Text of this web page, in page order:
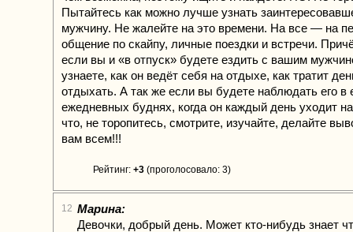
Пытайтесь как можно лучше узнать
мужчину. Не жалейте на это времени. На все — на
общение по скайпу, личные поездки и встречи.
если вы и «в отпуск» будете ездить с вашим
узнаете, как он ведёт себя на отдыхе, как тратит
отдыхать. А так же если вы будете наблюдать его в
ежедневных буднях, когда он каждый день уходит
что, не торопитесь, смотрите, изучайте, делайте
вам всем!!!
Рейтинг: +3 (проголосовало: 3)
12 Марина:
Девочки, добрый день. Может кто-нибудь знает